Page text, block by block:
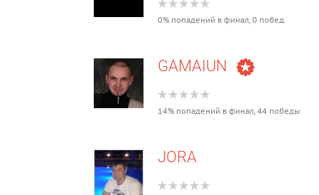
0% попадений в финал, 0 побед
GAMAIUN
14% попадений в финал, 44 победы
JORA